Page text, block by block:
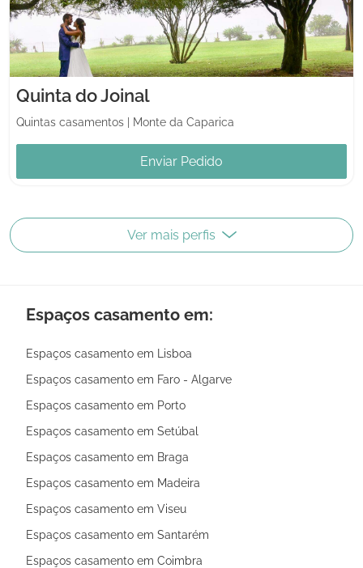
Quinta do Joinal
Quintas casamentos Monte da Caparica
Enviar Pedido
Ver mais perfis
Espaços casamento em:
Espaços casamento em Lisboa
Espaços casamento em Faro - Algarve
Espaços casamento em Porto
Espaços casamento em Setúbal
Espaços casamento em Braga
Espaços casamento em Madeira
Espaços casamento em Viseu
Espaços casamento em Santarém
Espaços casamento em Coimbra